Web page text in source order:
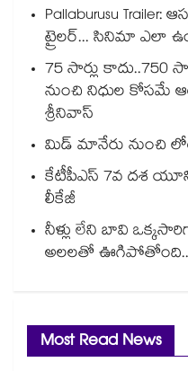
Pallaburusu Trailer:
ట్రైలర్... సినిమా ఎలా
75 సార్లు కాదు..75‌‌‌‌‌‌‌‌0
నుంచి నిధుల కోసమే
శ్రీనివాస్
మిడ్ మానేరు నుంచి
కేటీపీఎస్ 7వ దశ
లీకేజీ
నీళ్లు లేని బావి
అలలతో
Most Read News